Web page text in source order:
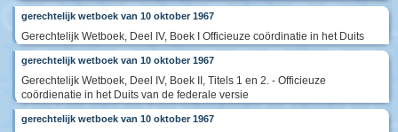
gerechtelijk wetboek van 10 oktober 1967
Gerechtelijk Wetboek, Deel IV, Boek I Officieuze coördinatie in het Duits
gerechtelijk wetboek van 10 oktober 1967
Gerechtelijk Wetboek, Deel IV, Boek II, Titels 1 en 2. - Officieuze
coördienatie in het Duits van de federale versie
gerechtelijk wetboek van 10 oktober 1967